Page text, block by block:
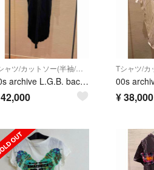
Tシャツ/カットソー(半袖/袖なし)
00s archive L.G.B. back cross t-shirt
42,000 ¥38,000